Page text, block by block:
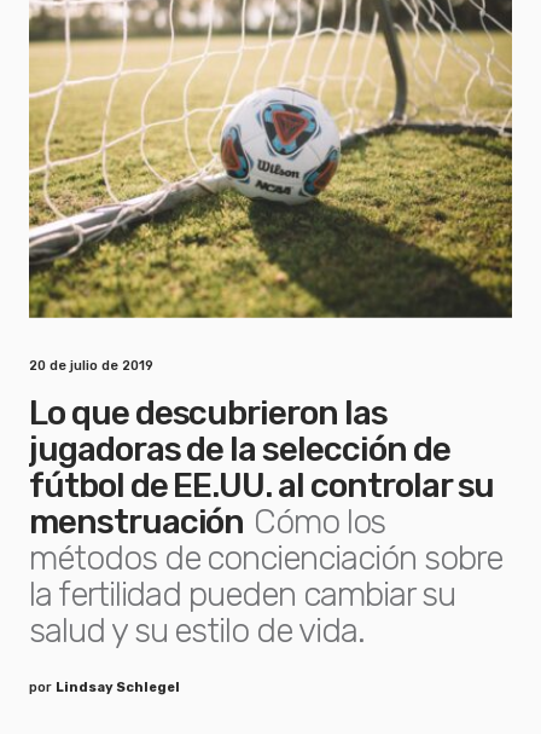
20 de julio de 2019
Lo que descubrieron las
jugadoras de la selección de
fútbol de EE.UU. al controlar su
menstruación Cómo los
métodos de concienciación sobre
la fertilidad pueden cambiar su
salud y su estilo de vida.
por Lindsay Schlegel